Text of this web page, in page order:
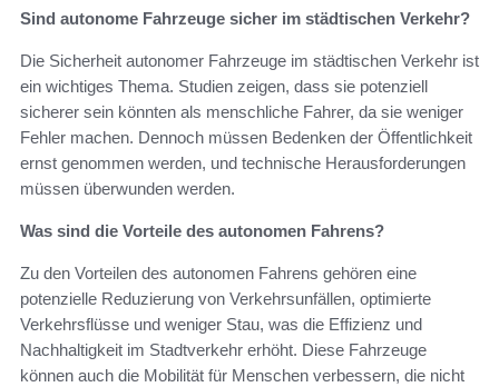
Sind autonome Fahrzeuge sicher im städtischen Verkehr?
Die Sicherheit autonomer Fahrzeuge im städtischen Verkehr ist
ein wichtiges Thema. Studien zeigen, dass sie potenziell
sicherer sein könnten als menschliche Fahrer, da sie weniger
Fehler machen. Dennoch müssen Bedenken der Öffentlichkeit
ernst genommen werden, und technische Herausforderungen
müssen überwunden werden.
Was sind die Vorteile des autonomen Fahrens?
Zu den Vorteilen des autonomen Fahrens gehören eine
potenzielle Reduzierung von Verkehrsunfällen, optimierte
Verkehrsflüsse und weniger Stau, was die Effizienz und
Nachhaltigkeit im Stadtverkehr erhöht. Diese Fahrzeuge
können auch die Mobilität für Menschen verbessern, die nicht